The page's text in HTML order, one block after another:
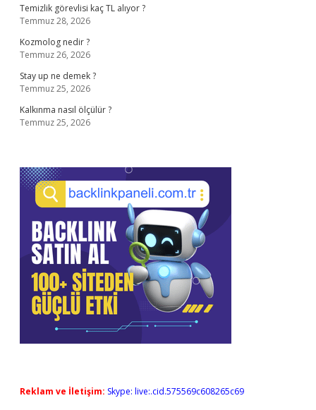
Temizlik görevlisi kaç TL alıyor ?
Temmuz 28, 2026
Kozmolog nedir ?
Temmuz 26, 2026
Stay up ne demek ?
Temmuz 25, 2026
Kalkınma nasıl ölçülür ?
Temmuz 25, 2026
Reklam ve İletişim: Skype: live:.cid.575569c608265c69